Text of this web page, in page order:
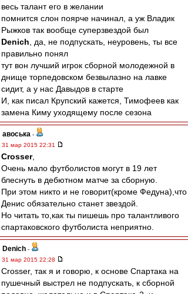
весь талант его в желании
помнится слон поярче начинал, а уж Владик
Рыжков так вообще суперзвездой был
Denich , да, не подпускать, неуровень, ты все
правильно понял
тут вон лучший игрок сборной молодежной в
днище торпедовском безвылазно на лавке
сидит, а у нас Давыдов в старте
И, как писал Крупский кажется, Тимофеев как
замена Киму уходящему после сезона
авоська -
31 мар 2015 22:31
Crosser,
Очень мало футболистов могут в 19 лет
блеснуть в дебютном матче за сборную.
При этом никто и не говорит(кроме Федуна),что
Денис обязательно станет звездой.
Но читать то,как ты пишешь про талантливого
спартаковского футболиста неприятно.
Denich -
31 мар 2015 22:28
Crosser, так я и говорю, к основе Спартака на
пушечный выстрел не подпускать, к сборной